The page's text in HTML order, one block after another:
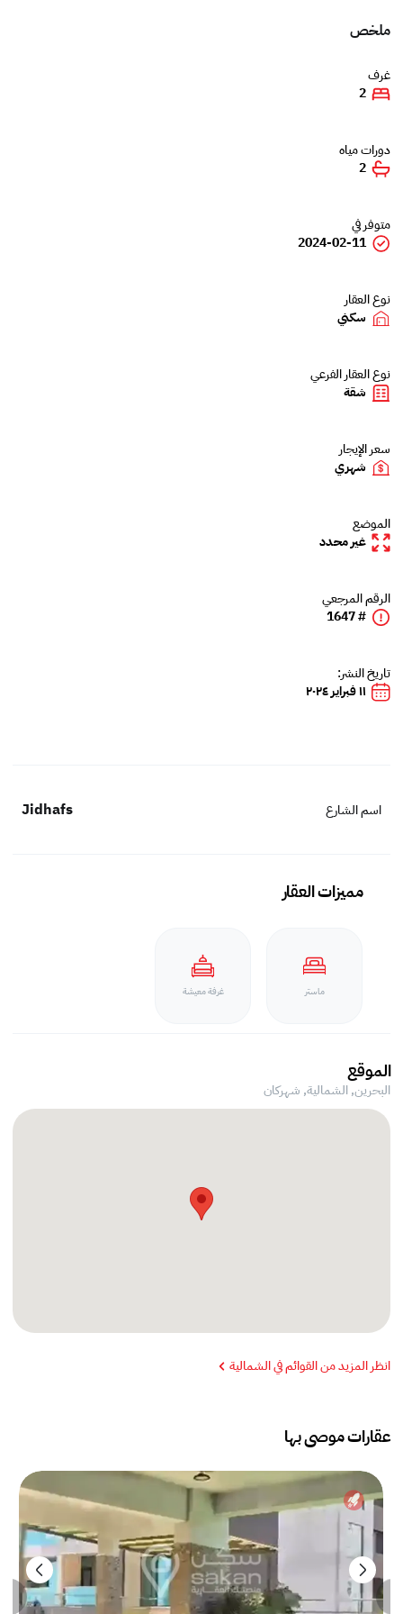
ملخص
غرف
2
دورات مياه
2
متوفر في
2024-02-11
نوع العقار
سكني
نوع العقار الفرعي
شقة
سعر الإيجار
شهري
الموضع
غير محدد
الرقم المرجعي
# 1647
تاريخ النشر:
١١ فبراير ٢٠٢٤
اسم الشارع Jidhafs
مميزات العقار
ماستر غرفة معيشة
الموقع
البحرين, الشمالية, شهركان
انظر المزيد من القوائم في الشمالية
عقارات موصى بها